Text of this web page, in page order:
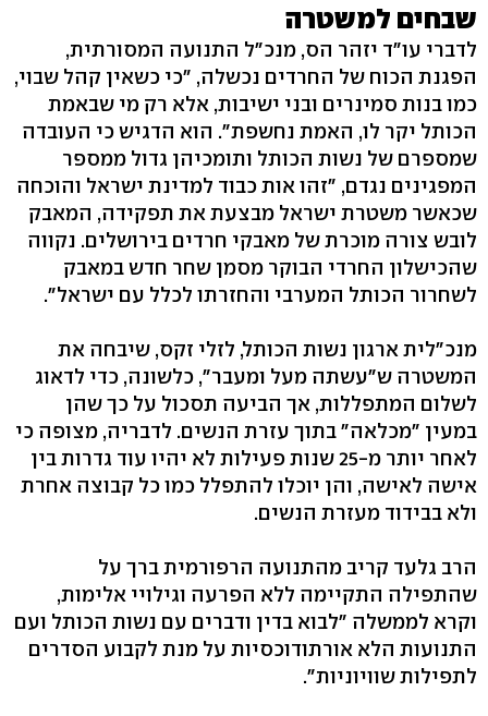
שבחים למשטרה
לדברי עו"ד יזהר הס, מנכ"ל התנועה המסורתית,
הפגנת הכוח של החרדים נכשלה, "כי כשאין קהל שבוי,
כמו בנות סמינרים ובני ישיבות, אלא רק מי שבאמת
הכותל יקר לו, האמת נחשפת". הוא הדגיש כי העובדה
שמספרם של נשות הכותל ותומכיהן גדול ממספר
המפגינים נגדם, "זהו אות כבוד למדינת ישראל והוכחה
שכאשר משטרת ישראל מבצעת את תפקידה, המאבק
לובש צורה מוכרת של מאבקי חרדים בירושלים. נקווה
שהכישלון החרדי הבוקר מסמן שחר חדש במאבק
לשחרור הכותל המערבי והחזרתו לכלל עם ישראל".
מנכ"לית ארגון נשות הכותל, לזלי זקס, שיבחה את
המשטרה ש"עשתה מעל ומעבר", כלשונה, כדי לדאוג
לשלום המתפללות, אך הביעה תסכול על כך שהן
במעין "מכלאה" בתוך עזרת הנשים. לדבריה, מצופה כי
לאחר יותר מ-25 שנות פעילות לא יהיו עוד גדרות בין
אישה לאישה, והן יוכלו להתפלל כמו כל קבוצה אחרת
ולא בבידוד מעזרת הנשים.
הרב גלעד קריב מהתנועה הרפורמית ברך על
שהתפילה התקיימה ללא הפרעה וגילויי אלימות,
וקרא לממשלה "לבוא בדין ודברים עם נשות הכותל ועם
התנועות הלא אורתודוכסיות על מנת לקבוע הסדרים
לתפילות שוויוניות".